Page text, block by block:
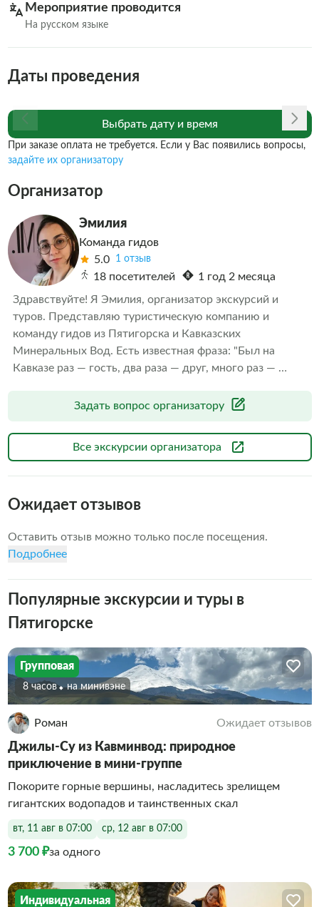
Мероприятие проводится
На русском языке
Даты проведения
Выбрать дату и время
При заказе оплата не требуется. Если у Вас появились вопросы,
задайте их организатору
Организатор
Эмилия
Команда гидов
5.0
1 отзыв
18 посетителей
1 год 2 месяца
Здравствуйте! Я Эмилия, организатор экскурсий и
туров. Представляю туристическую компанию и
команду гидов из Пятигорска и Кавказских
Минеральных Вод. Есть известная фраза: "Был на
Кавказе раз — гость, два раза — друг, много раз —
команда с 1992 года делает ваш отдых комфортным.
Задать вопрос организатору
Все экскурсии организатора
Ожидает отзывов
Оставить отзыв можно только после посещения.
Подробнее
Популярные экскурсии и туры в
Пятигорске
Групповая
8 часов На минивэне
Роман Ожидает отзывов
Джилы-Су из Кавминвод: природное
приключение в мини-группе
Покорите горные вершины, насладитесь зрелищем
гигантских водопадов и таинственных скал
вт, 11 авг в 07:00 ср, 12 авг в 07:00
3 700 ₽за одного
Индивидуальная